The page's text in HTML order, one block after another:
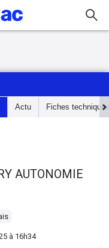
Actu Fiches techniques
AUTONOMIE
à 16h34